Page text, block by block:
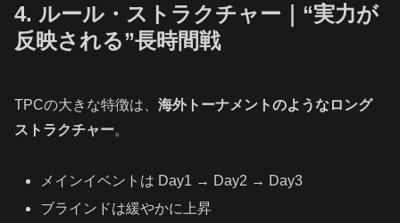
4. ルール・ストラクチャー｜“実力が
反映される”長時間戦
TPCの大きな特徴は、 海外トーナメントのようなロング
ストラクチャー。
メインイベントは Day1 → Day2 → Day3
ブラインドは緩やかに上昇